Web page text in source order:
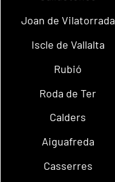
Joan de Vilatorrada
Iscle de Vallalta
Rubió
Roda de Ter
Calders
Aiguafreda
Casserres